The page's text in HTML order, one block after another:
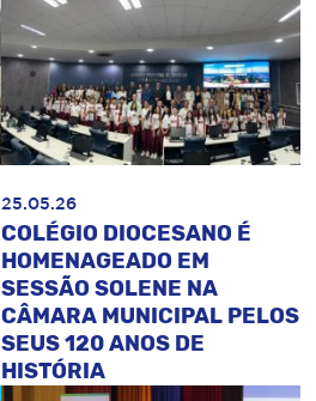
25.05.26
COLÉGIO DIOCESANO É
HOMENAGEADO EM
SESSÃO SOLENE NA
CÂMARA MUNICIPAL PELOS
SEUS 120 ANOS DE
HISTÓRIA